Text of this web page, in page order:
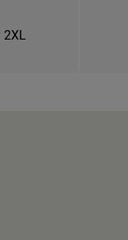
2XL